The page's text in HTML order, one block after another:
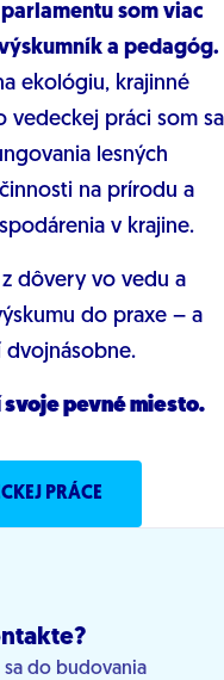
som viac
a pedagóg.
ekológiu, krajinné
vedeckej práci som sa
lesných
na prírodu a
v krajine.
dôvery vo vedu a
do praxe – a
svoje pevné miesto.
PRÁCE
sa do budovania